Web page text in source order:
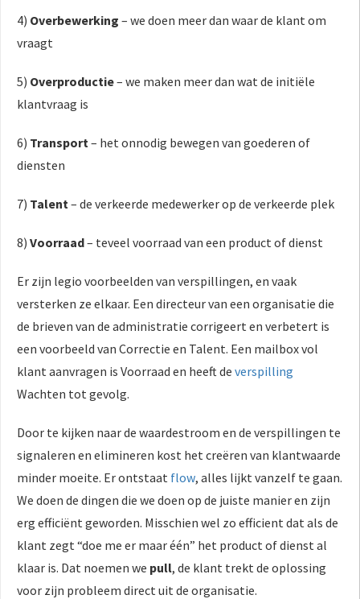
4) Overbewerking – we doen meer dan waar de klant om
vraagt
5) Overproductie– we maken meer dan wat de initiële
klantvraag is
6) Transport – het onnodig bewegen van goederen of
diensten
7) Talent – de verkeerde medewerker op de verkeerde plek
8) Voorraad– teveel voorraad van een product of dienst
Er zijn legio voorbeelden van verspillingen, en vaak
versterken ze elkaar. Een directeur van een organisatie die
de brieven van de administratie corrigeert en verbetert is
een voorbeeld van Correctie en Talent. Een mailbox vol
klant aanvragen is Voorraad en heeft de verspilling
Wachten tot gevolg.
Door te kijken naar de waardestroom en de verspillingen te
signaleren en elimineren kost het creëren van klantwaarde
minder moeite. Er ontstaat flow, alles lijkt vanzelf te gaan.
We doen de dingen die we doen op de juiste manier en zijn
erg efficiënt geworden. Misschien wel zo efficient dat als de
klant zegt “doe me er maar één” het product of dienst al
klaar is. Dat noemen we pull, de klant trekt de oplossing
voor zijn probleem direct uit de organisatie.